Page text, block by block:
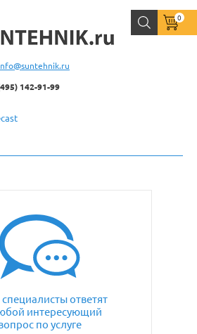
142-91-99
0
ответят
интересующий
по услуге